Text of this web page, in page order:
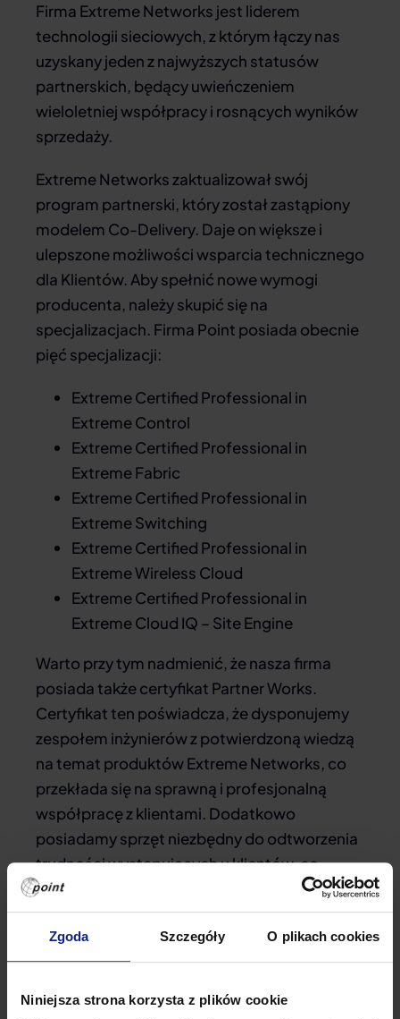
Zgoda Szczegóły O plikach cookies
Niniejsza strona korzysta z plików cookie
Firma Extreme Networks jest liderem
technologii sieciowych, z którym łączy nas
uzyskany jeden z najwyższych statusów
partnerskich, będący uwieńczeniem
wieloletniej współpracy i rosnących wyników
sprzedaży.
Extreme Networks zaktualizował swój
program partnerski, który został zastąpiony
modelem Co-Delivery. Daje on większe i
ulepszone możliwości wsparcia technicznego
dla Klientów. Aby spełnić nowe wymogi
producenta, należy skupić się na
specjalizacjach. Firma Point posiada obecnie
pięć specjalizacji:
Extreme Certified Professional in
Extreme Control
Extreme Certified Professional in
Extreme Fabric
Extreme Certified Professional in
Extreme Switching
Extreme Certified Professional in
Extreme Wireless Cloud
Extreme Certified Professional in
Extreme Cloud IQ – Site Engine
Warto przy tym nadmienić, że nasza firma
posiada także certyfikat Partner Works.
Certyfikat ten poświadcza, że dysponujemy
zespołem inżynierów z potwierdzoną wiedzą
na temat produktów Extreme Networks, co
przekłada się na sprawną i profesjonalną
współpracę z klientami. Dodatkowo
posiadamy sprzęt niezbędny do odtworzenia
trudności występujących u klientów, co
pozwala lepiej przeanalizować indywidualnie
każdy przypadek.
Firma Extreme Networks z główną siedzibą w
się produkcją wysokiej klasy urządzeń